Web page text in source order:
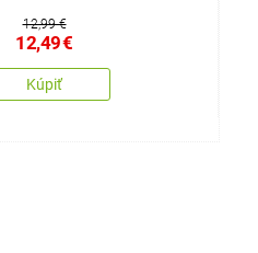
12,99 €
12,49€
Kúpiť